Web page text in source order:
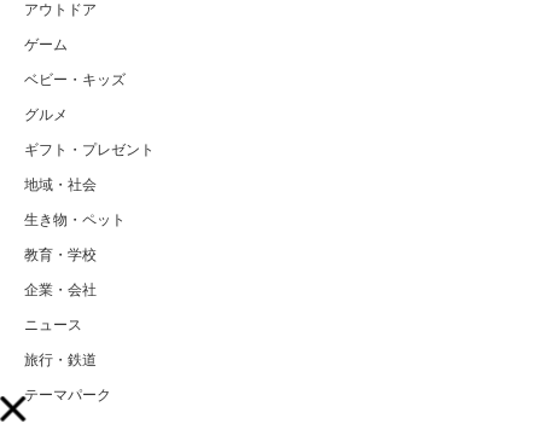
アウトドア
ゲーム
ベビー・キッズ
グルメ
ギフト・プレゼント
地域・社会
生き物・ペット
教育・学校
企業・会社
ニュース
旅行・鉄道
テーマパーク